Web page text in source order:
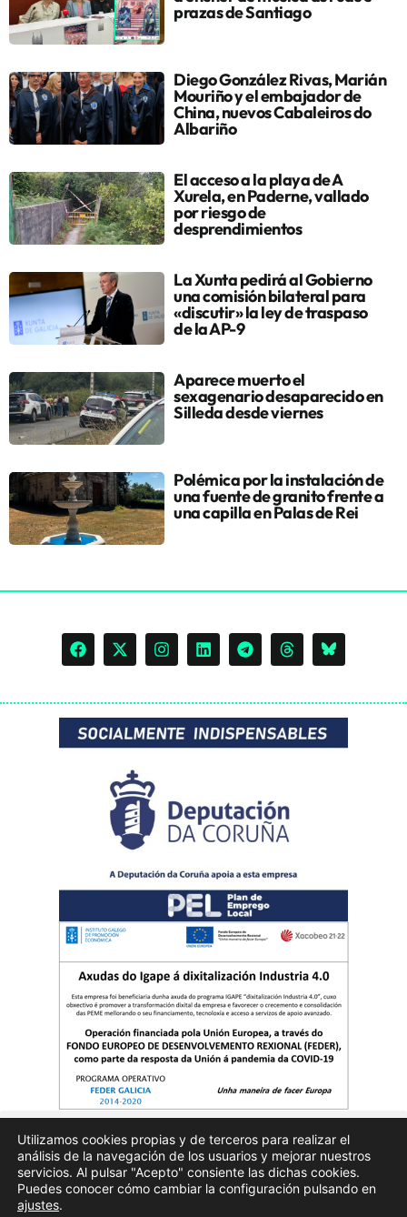
prazas de Santiago
Diego González Rivas, Marián
Mouriño y el embajador de
China, nuevos Cabaleiros do
Albariño
El acceso a la playa de A
Xurela, en Paderne, vallado
por riesgo de
desprendimientos
La Xunta pedirá al Gobierno
una comisión bilateral para
«discutir» la ley de traspaso
de la AP-9
Aparece muerto el
sexagenario desaparecido en
Silleda desde viernes
Polémica por la instalación de
una fuente de granito frente a
una capilla en Palas de Rei
Quienes somos Publicidad Aviso Legal Politicas de privacidad
Utilizamos cookies propias y de terceros para realizar el
análisis de la navegación de los usuarios y mejorar nuestros
servicios. Al pulsar "Acepto" consiente las dichas cookies.
Puedes conocer cómo cambiar la configuración pulsando en
ajustes.